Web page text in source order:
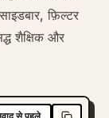
फ़िल्टर
शैक्षिक और